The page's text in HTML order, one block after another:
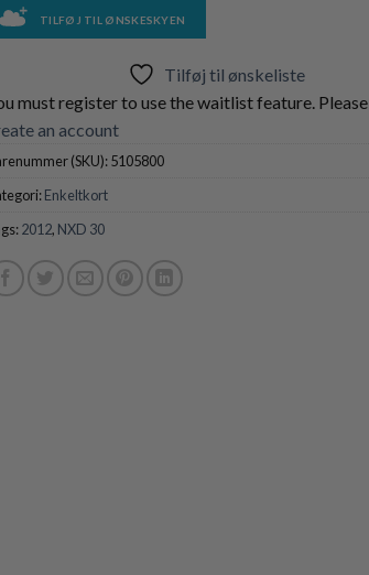
TILFØJ TIL ØNSKESKYEN
Tilføj til ønskeliste
must register to use the waitlist feature. Please
an account
(SKU):5105800
Enkeltkort
2012, NXD 30